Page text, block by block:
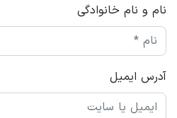
نام و نام خانوادگی
آدرس ایمیل